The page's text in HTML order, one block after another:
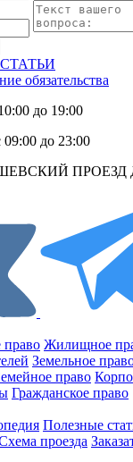
до 19:00
09:00 до 23:00
ПРОЕЗД
право Жилищное
Земельное
право
Гражданское право
Полезные
проезда